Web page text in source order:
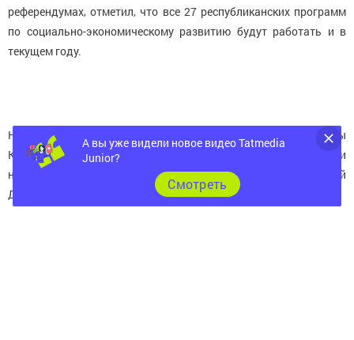
референдумах, отметил, что все 27 республиканских программ
по социально-экономическому развитию будут работать и в
текущем году.
На сходе Благодарственными письмами главы
Краснооктябрьского СП и памятными подарками были
награждены активный помощник СП по всем вопросам Андрей
Давыдов и местный фельдшер Елена Насибуллина
А вы уже видели новое видео Tatmedia
Junior?
Cмотреть